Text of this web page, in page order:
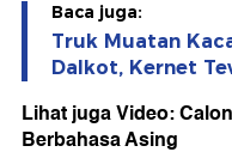
Baca juga:
Truk Muatan
Dalkot, Kernet
Lihat juga Video:
Berbahasa Asing